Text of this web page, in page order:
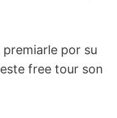
por su
free tour son